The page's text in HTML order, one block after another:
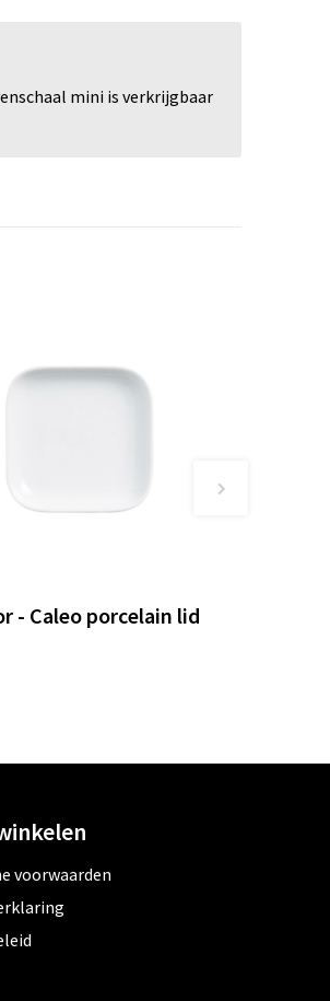
mini is verkrijgbaar
- Caleo porcelain lid
voorwaarden